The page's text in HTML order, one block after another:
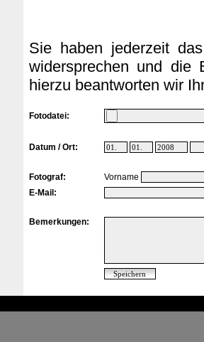
Sie haben jederzeit
widersprechen und die
hierzu beantworten wir
Fotodatei:
Datum / Ort:
Fotograf:
Vorname
E-Mail:
Bemerkungen: